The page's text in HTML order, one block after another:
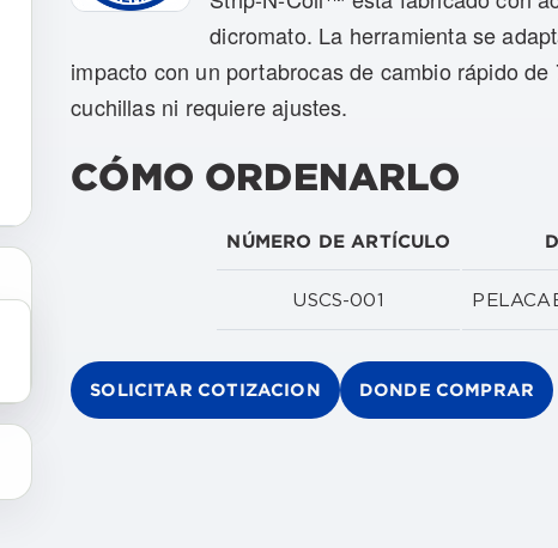
dicromato. La herramienta se
impacto con un portabrocas de cambio rápido
cuchillas ni requiere ajustes.
CÓMO ORDENARLO
NÚMERO DE ARTÍCULO
USCS-001
SOLICITAR COTIZACION DONDE COMPRAR